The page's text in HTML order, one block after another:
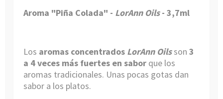
Aroma "Piña Colada" - LorAnn Oils- 3,7ml
Los aromas concentrados LorAnn Oilsson 3
a 4 veces más fuertes en sabor que los
aromas tradicionales. Unas pocas gotas dan
sabor a los platos.